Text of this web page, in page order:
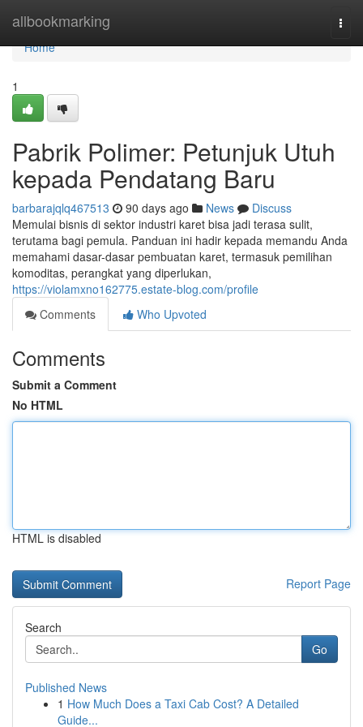
allbookmarking
Home
Home
1
Pabrik Polimer: Petunjuk Utuh
kepada Pendatang Baru
barbarajqlq467513 90 days ago News
Discuss
Memulai bisnis di sektor industri karet bisa jadi terasa sulit,
terutama bagi pemula. Panduan ini hadir kepada memandu Anda
memahami dasar-dasar pembuatan karet, termasuk pemilihan
komoditas, perangkat yang diperlukan,
https://violamxno162775.estate-blog.com/profile
Comments
Who Upvoted
Comments
Submit a Comment
No HTML
HTML is disabled
Report Page
Search
Go
Published News
1 How Much Does a Taxi Cab Cost? A Detailed
Guide...